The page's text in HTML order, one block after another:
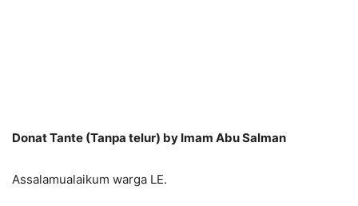
Donat Tante (Tanpa telur) by Imam Abu Salman
Assalamualaikum warga LE.